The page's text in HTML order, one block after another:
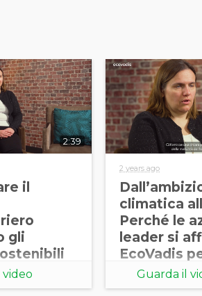
2:39
il
gli
2 years ago
climatica
Perché le
leader si
EcoVadis
misurare la
dei
Guarda il